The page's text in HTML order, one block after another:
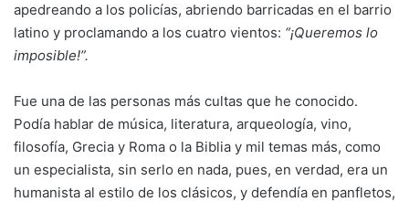
apedreando a los policías, abriendo barricadas en el barrio
latino y proclamando a los cuatro vientos: “¡Queremos lo
imposible!”.
Fue una de las personas más cultas que he conocido.
Podía hablar de música, literatura, arqueología, vino,
filosofía, Grecia y Roma o la Biblia y mil temas más, como
un especialista, sin serlo en nada, pues, en verdad, era un
humanista al estilo de los clásicos, y defendía en panfletos,